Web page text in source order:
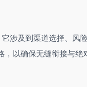
涉及到渠道选择、风
，以确保无缝衔接与绝